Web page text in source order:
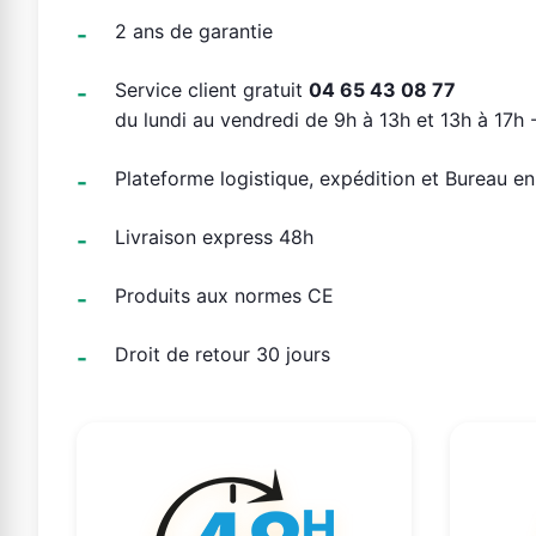
2 ans de garantie
Service client gratuit 04 65 43 08 77
du lundi au vendredi de 9h à 13h et 13h à 17h
Plateforme logistique, expédition et Bureau
Livraison express 48h
Produits aux normes CE
Droit de retour 30 jours